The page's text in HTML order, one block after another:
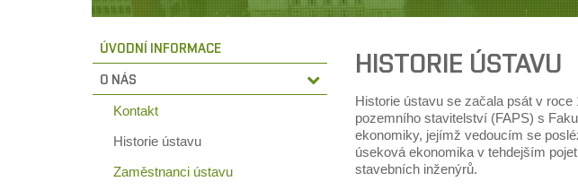
ÚVODNÍ INFORMACE
O NÁS
Kontakt
Historie ústavu
Zaměstnanci ústavu
HISTORIE ÚSTAVU
Historie ústavu se začala psát v
pozemního stavitelství (FAPS) s
ekonomiky, jejímž vedoucím se
úseková ekonomika v tehdejším
stavebních inženýrů.